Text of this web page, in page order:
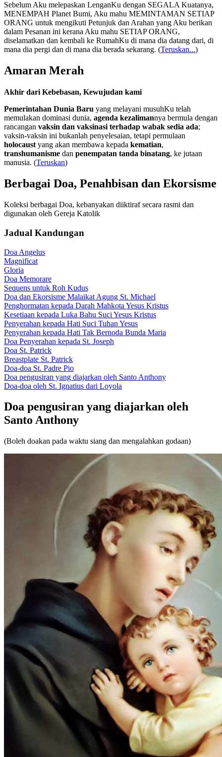
Sebelum Aku melepaskan LenganKu dengan SEGALA Kuatanya,
MENEMPAH Planet Bumi, Aku mahu MEMINTAMAN SETIAP
ORANG untuk mengikuti Petunjuk dan Arahan yang Aku berikan
dalam Pesanan ini kerana Aku mahu SETIAP ORANG,
diselamatkan dan kembali ke RumahKu di mana dia datang dari, di
mana dia pergi dan di mana dia berada sekarang. (Teruskan...)
Amaran Merah
Akhir dari Kebebasan, Kewujudan kami
Pemerintahan Dunia Baru yang melayani musuhKu telah
memulakan dominasi dunia, agenda kezalimannya bermula dengan
rancangan vaksin dan vaksinasi terhadap wabak sedia ada;
vaksin-vaksin ini bukanlah penyelesaian, tetapi permulaan
holocaust yang akan membawa kepada kematian,
transhumanisme dan penempatan tanda binatang, ke jutaan
manusia. (Teruskan)
Berbagai Doa, Penahbisan dan Ekorsisme
Koleksi berbagai Doa, kebanyakan diiktiraf secara rasmi dan
digunakan oleh Gereja Katolik
Jadual Kandungan
Doa Angelus
Magnificat
Gloria
Doa Memorare
Sequens untuk Roh Kudus
Doa dan Ekorsisme Malaikat Agung St. Michael
Penghormatan kepada Darah Mahkota Yesus Kristus
Kesetiaan kepada Luka Bahu Suci Yesus Kristus
Penyerahan kepada Hati Suci Tuhan Yesus
Penyerahan kepada Hati Tak Bernoda Bunda Maria
Doa Penyerahan kepada St. Joseph
Doa St. Patrick
Breastplate St. Patrick
Doa-doa St. Padre Pio
Doa pengusiran yang diajarkan oleh Santo Anthony
Doa-doa oleh St. Ignatius dari Loyola
Doa pengusiran yang diajarkan oleh
Santo Anthony
(Boleh doakan pada waktu siang dan mengalahkan godaan)